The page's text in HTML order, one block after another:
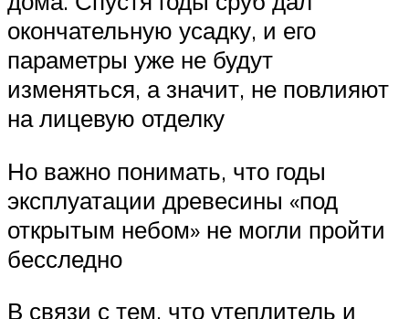
окончательную усадку, и его
параметры уже не будут
изменяться, а значит, не повлияют
на лицевую отделку
Но важно понимать, что годы
эксплуатации древесины «под
открытым небом» не могли пройти
бесследно
В связи с тем, что утеплитель и